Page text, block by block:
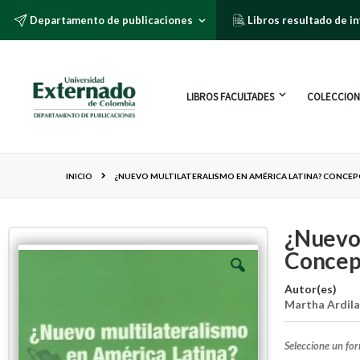
Departamento de publicaciones Libros resultado de
LIBROS FACULTADES
INICIO ¿NUEVO MULTILATERALISMO EN AMÉRICA LATINA?
Autor(es)
Martha Ardila
Seleccione un